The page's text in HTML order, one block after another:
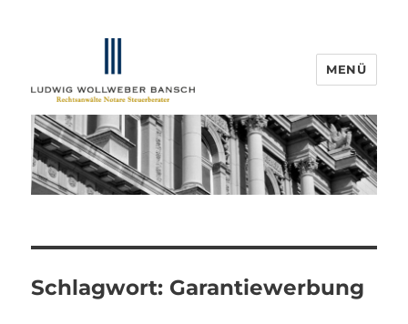
IP-Blogger.de
MENÜ
Schlagwort: Garantiewerbung